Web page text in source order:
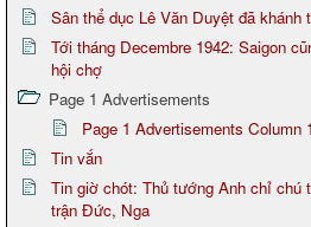
Sân thể dục Lê Văn Duyệt đã khánh
Tới tháng Decembre 1942: Saigon
hội chợ
Page 1 Advertisements
Page 1 Advertisements Column 1
Tin vắn
Tin giờ chót: Thủ tướng Anh chỉ chú
trận Đức, Nga